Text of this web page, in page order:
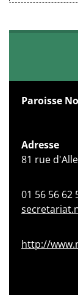
Paroisse
Adresse
81 rue
01 56 56 62
http://